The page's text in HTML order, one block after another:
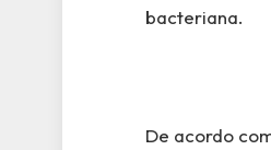
bacteriana.
De acordo